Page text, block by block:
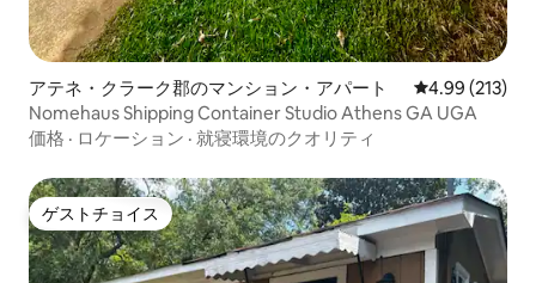
アテネ・クラーク郡のマンション・アパート レビュー213
4.99 (213)
Nomehaus Shipping Container Studio Athens GA UGA
価格 · ロケーション · 就寝環境のクオリティ
ゲストチョイス
ゲストチョイス